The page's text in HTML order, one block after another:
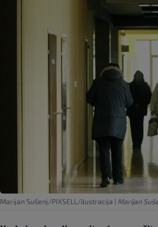
Marijan Sušenj/PIXSELL/ilustracija | Marijan